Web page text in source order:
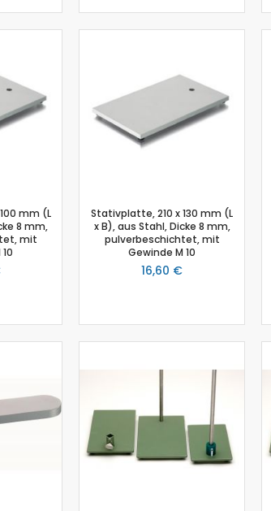
Sensor
(GO -LINK)
Box
Adapter
mm (L
8 mm,
mit
Stativplatte, 210 x 130 mm (L
x B), aus Stahl, Dicke 8 mm,
pulverbeschichtet, mit
Gewinde M 10
16,60 €